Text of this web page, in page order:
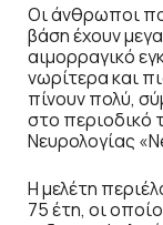
Οι άνθρωποι
βάση έχουν
αιμορραγικό
νωρίτερα και
πίνουν πολύ,
στο περιοδικό
Νευρολογίας
Η μελέτη
75 έτη, οι